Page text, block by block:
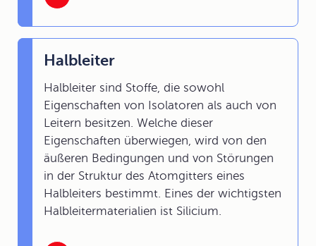
Halbleiter
Halbleiter sind Stoffe, die sowohl
Eigenschaften von Isolatoren als auch von
Leitern besitzen. Welche dieser
Eigenschaften überwiegen, wird von den
äußeren Bedingungen und von Störungen
in der Struktur des Atomgitters eines
Halbleiters bestimmt. Eines der wichtigsten
Halbleitermaterialien ist Silicium.